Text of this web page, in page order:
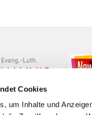
Cookies
um Inhalte und